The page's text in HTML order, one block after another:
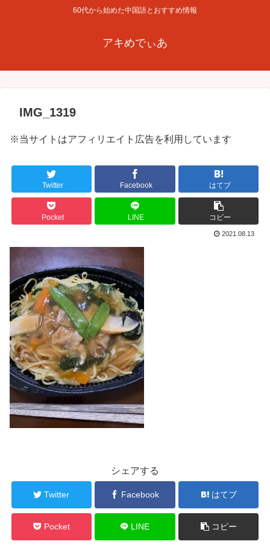
60代から始めた中国語とおすすめ情報
アキめでぃあ
IMG_1319
※当サイトはアフィリエイト広告を利用しています
Twitter Facebook はてブ
Pocket LINE コピー
2021.08.13
シェアする
Twitter Facebook はてブ
Pocket LINE コピー